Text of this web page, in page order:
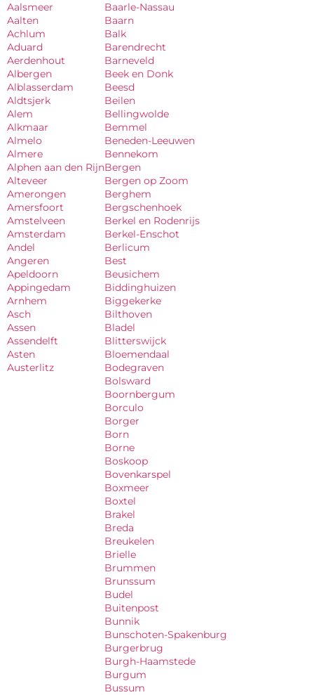
Aalsmeer
Aalten
Achlum
Aduard
Aerdenhout
Albergen
Alblasserdam
Aldtsjerk
Alem
Alkmaar
Almelo
Almere
Alphen aan den Rijn
Alteveer
Amerongen
Amersfoort
Amstelveen
Amsterdam
Andel
Angeren
Apeldoorn
Appingedam
Arnhem
Asch
Assen
Assendelft
Asten
Austerlitz
Baarle-Nassau
Baarn
Balk
Barendrecht
Barneveld
Beek en Donk
Beesd
Beilen
Bellingwolde
Bemmel
Beneden-Leeuwen
Bennekom
Bergen
Bergen op Zoom
Berghem
Bergschenhoek
Berkel en Rodenrijs
Berkel-Enschot
Berlicum
Best
Beusichem
Biddinghuizen
Biggekerke
Bilthoven
Bladel
Blitterswijck
Bloemendaal
Bodegraven
Bolsward
Boornbergum
Borculo
Borger
Born
Borne
Boskoop
Bovenkarspel
Boxmeer
Boxtel
Brakel
Breda
Breukelen
Brielle
Brummen
Brunssum
Budel
Buitenpost
Bunnik
Bunschoten-Spakenburg
Burgerbrug
Burgh-Haamstede
Burgum
Bussum